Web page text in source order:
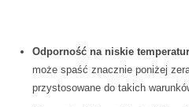
Odporność na niskie
może spaść znacznie poniżej
przystosowane do takich